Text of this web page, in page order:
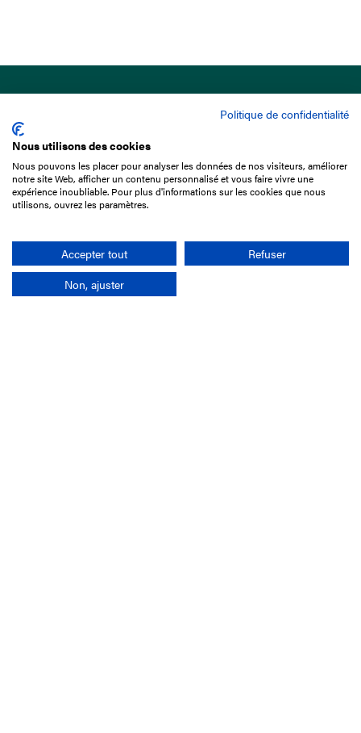
15 Boulevard de Douaumont
75017 Paris
01 49 10 20 29
Rechercher
Politique de confidentialité
Nous utilisons des cookies
Nous pouvons les placer pour analyser les données de nos visiteurs, améliorer
notre site Web, afficher un contenu personnalisé et vous faire vivre une
expérience inoubliable. Pour plus d'informations sur les cookies que nous
utilisons, ouvrez les paramètres.
Accepter tout
Refuser
Non, ajuster